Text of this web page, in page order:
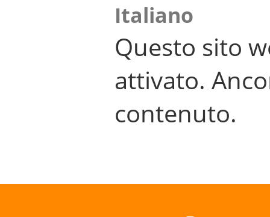
Italiano
Questo sito
attivato.
contenuto.